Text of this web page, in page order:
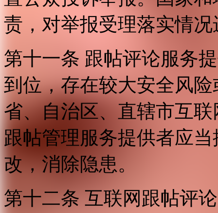
责，对举报受理落实情
第十一条 跟帖评论服务
到位，存在较大安全风
省、自治区、直辖市互
跟帖管理服务提供者应
改，消除隐患。
第十二条 互联网跟帖评